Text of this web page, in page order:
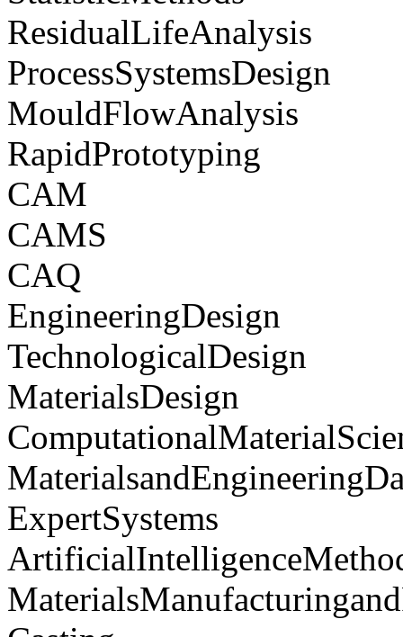
ResidualLifeAnalysis
ProcessSystemsDesign
MouldFlowAnalysis
RapidPrototyping
CAM
CAMS
CAQ
EngineeringDesign
TechnologicalDesign
MaterialsDesign
ExpertSystems